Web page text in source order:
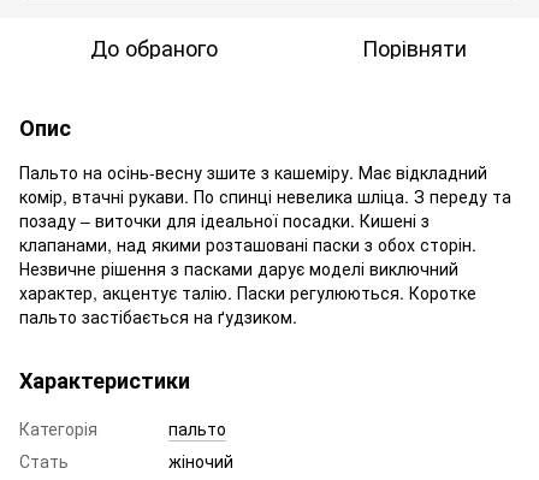
До обраного Порівняти
Опис
Пальто на осінь-весну зшите з кашеміру. Має відкладний
комір, втачні рукави. По спинці невелика шліца. З переду та
позаду – виточки для ідеальної посадки. Кишені з
клапанами, над якими розташовані паски з обох сторін.
Незвичне рішення з пасками дарує моделі виключний
характер, акцентує талію. Паски регулюються. Коротке
пальто застібається на ґудзиком.
Характеристики
Категорія
пальто
Стать
жіночий